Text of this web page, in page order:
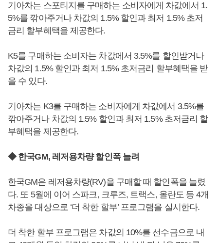
기아차는 스포티지를 구매하는 소비자에게 차값에서 1.
5%를 깎아주거나 차값의 1.5% 할인과 최저 1.5% 초저
금리 할부혜택을 제공한다.
K5를 구매하는 소비자는 차값에서 3.5%를 할인받거나
차값의 1.5% 할인과 최저 1.5% 초저금리 할부혜택을 받
을 수 있다.
기아차는 K3를 구매하는 소비자에게 차값에서 3.5%를
깎아주거나 차값의 1.5% 할인과 최저 1.5% 초저금리 할
부혜택을 제공한다.
◆ 한국GM, 레저용차량 할인폭 늘려
한국GM은 레저용차량(RV)을 구매할 때 할인폭을 늘렸
다. 또 5월에 이어 스파크, 크루즈, 트랙스, 올란도 등 4개
차종을 대상으로 ‘더 착한 할부’ 프로그램을 실시한다.
더 착한 할부 프로그램은 차값의 10%를 선수금으로 내